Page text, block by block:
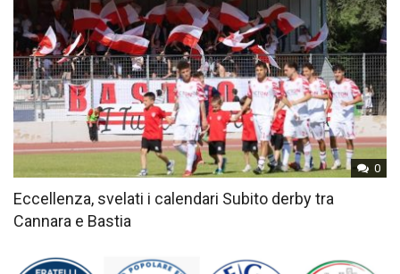
0
Eccellenza, svelati i calendari Subito derby tra
Cannara e Bastia